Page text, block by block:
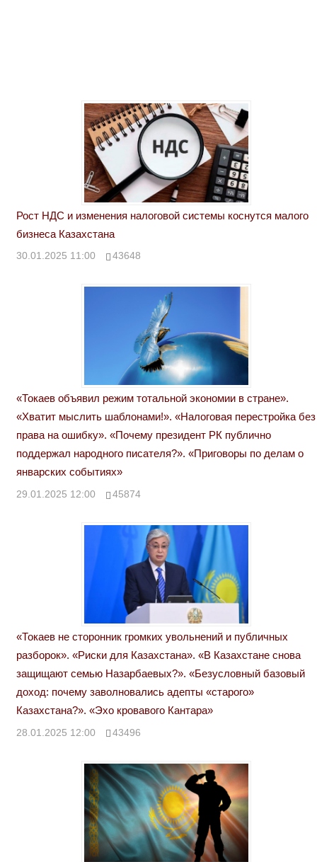
Рост НДС и изменения налоговой системы коснутся малого
бизнеса Казахстана
30.01.2025 11:00 43648
«Токаев объявил режим тотальной экономии в стране».
«Хватит мыслить шаблонами!». «Налоговая перестройка без
права на ошибку». «Почему президент РК публично
поддержал народного писателя?». «Приговоры по делам о
январских событиях»
29.01.2025 12:00 45874
«Токаев не сторонник громких увольнений и публичных
разборок». «Риски для Казахстана». «В Казахстане снова
защищают семью Назарбаевых?». «Безусловный базовый
доход: почему заволновались адепты «старого»
Казахстана?». «Эхо кровавого Кантара»
28.01.2025 12:00 43496